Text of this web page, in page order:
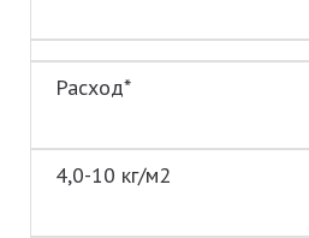
Расход*
4,0-10 кг/м2